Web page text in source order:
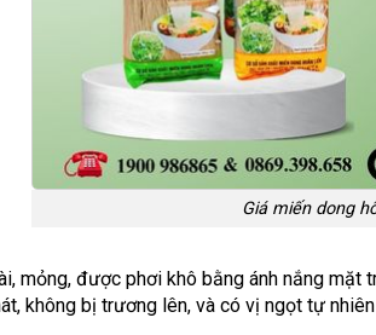
Giá miến dong
mỏng, được phơi khô bằng ánh nắng mặt
không bị trương lên, và có vị ngọt tự